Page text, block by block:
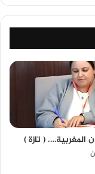
المغربية…. ( تازة )